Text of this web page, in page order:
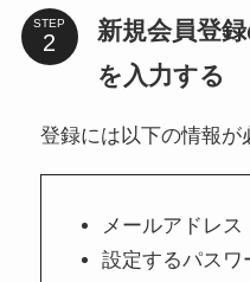
STEP
新規会員登
を入力する
登録には以下の情報が
メールアドレス
設定するパスワ